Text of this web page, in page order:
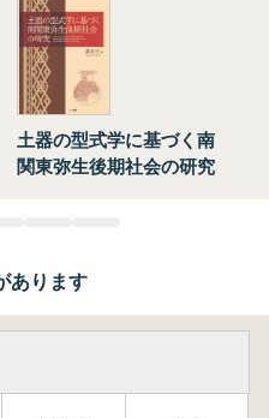
土器の型式学に基づく南
関東弥生後期社会の研究
あります